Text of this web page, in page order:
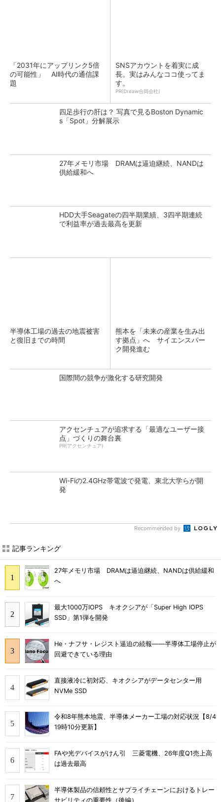
「2031年にアップリンク5倍
の可能性」 AI時代の通信課
題
SNSアカウントを着実に成
長。実はみんなココ使ってま
す。
PR(Dreaw合同会社)
四足歩行の肝は？ 写真で見るBoston Dynamic
s「Spot」分解展示
27年メモリ市場 DRAMは逼迫継続、NANDは
供給緩和へ
HDD大手Seagateの四半期業績、3四半期連続
で利益率が過去最高を更新
半導体工場の過去の地震被害
と復旧までの時間
熊本を「未来の産業を生み出
す拠点」へ サイエンスパー
ク開発進む
国際間の競争が激化する研究開発
アクセンチュアが追求する「最適なユーザー接
点」づくりの舞台裏
PR(アクセンチュア)
Wi-Fiの2.4GHz帯電波で発電、東北大学らが開
発
Recommended by
記事ランキング
27年メモリ市場 DRAMは逼迫継続、NANDは供給緩和
へ
最大1000万IOPS キオクシアが「Super High IOPS
SSD」第1弾を開発
He・ナフサ・レジスト逼迫の続報――半導体工場停止が
回避できている理由
直接液冷に初対応、キオクシアがデータセンター用
NVMe SSD
令和8年熊本地震、半導体メーカー工場の対応状況【8/4
19時10分更新】
FAや光デバイスがけん引 三菱電機、26年度Q1売上高
は過去最高
半導体製品の信頼性とサプライチェーンにおけるトレー
サビリティの重要性（後編）